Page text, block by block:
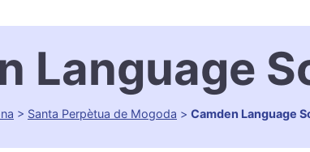
Language
> Santa Perpètua de Mogoda > Camden Language